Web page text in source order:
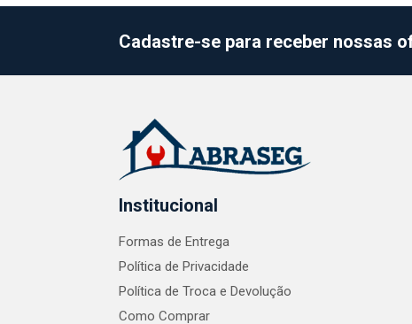
Cadastre-se para receber nossas
Institucional
Formas de Entrega
Política de Privacidade
Política de Troca e Devolução
Como Comprar